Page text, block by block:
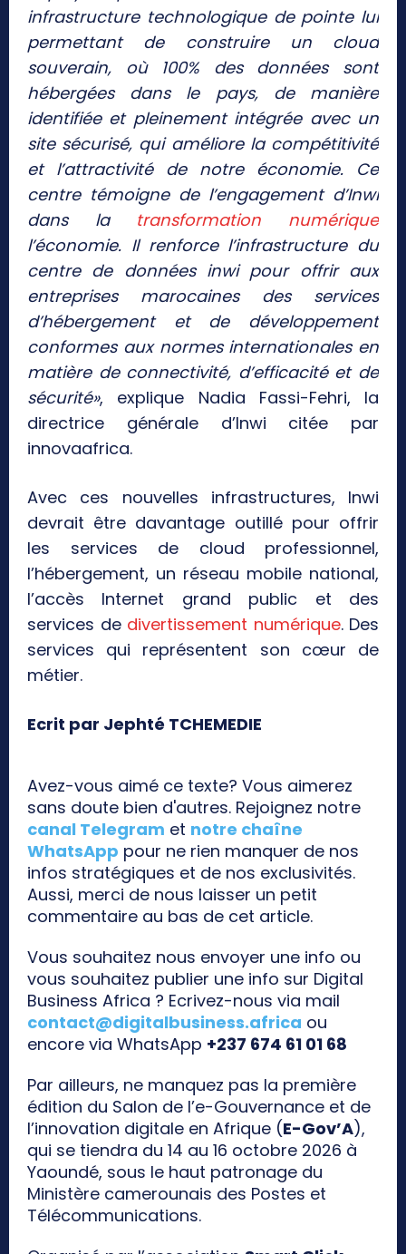
infrastructure technologique de pointe lui
permettant de construire un cloud
souverain, où 100% des données sont
hébergées dans le pays, de manière
identifiée et pleinement intégrée avec un
site sécurisé, qui améliore la compétitivité
et l’attractivité de notre économie. Ce
centre témoigne de l’engagement d’Inwi
dans la transformation numérique
l’économie. Il renforce l’infrastructure du
centre de données inwi pour offrir aux
entreprises marocaines des services
d’hébergement et de développement
conformes aux normes internationales en
matière de connectivité, d’efficacité et de
sécurité», explique Nadia Fassi-Fehri, la
directrice générale d’Inwi citée par
innovaafrica.
Avec ces nouvelles infrastructures, Inwi
devrait être davantage outillé pour offrir
les services de cloud professionnel,
l’hébergement, un réseau mobile national,
l’accès Internet grand public et des
services de divertissement numérique. Des
services qui représentent son cœur de
métier.
Ecrit par Jephté TCHEMEDIE
Avez-vous aimé ce texte? Vous aimerez
sans doute bien d'autres. Rejoignez notre
canal Telegram et notre chaîne
WhatsApp pour ne rien manquer de nos
infos stratégiques et de nos exclusivités.
Aussi, merci de nous laisser un petit
commentaire au bas de cet article.
Vous souhaitez nous envoyer une info ou
vous souhaitez publier une info sur Digital
Business Africa ? Ecrivez-nous via mail
contact@digitalbusiness.africa ou
encore via WhatsApp +237 674 61 01 68
Par ailleurs, ne manquez pas la première
édition du Salon de l’e-Gouvernance et de
l’innovation digitale en Afrique (E-Gov’A),
qui se tiendra du 14 au 16 octobre 2026 à
Yaoundé, sous le haut patronage du
Ministère camerounais des Postes et
Télécommunications.